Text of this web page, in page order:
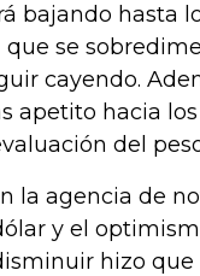
bajando hasta
se
cayendo.
apetito hacia
del
la agencia de
y el
hizo